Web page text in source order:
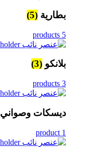
بطارية (5)
5 products
بلانكو (3)
3 products
ديسكات وصواني
1 product